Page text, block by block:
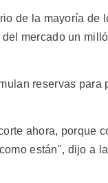
de la mayoría de
mercado un
reservas
ahora, porque
están", dijo a